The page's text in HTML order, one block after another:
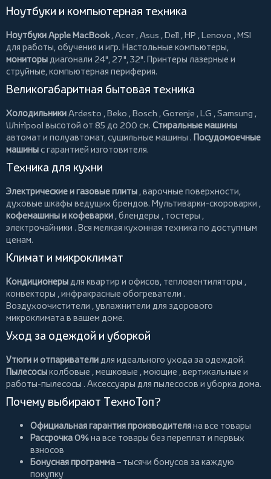
Ноутбуки и компьютерная техника
Ноутбуки Apple MacBook,Acer ,Asus ,Dell ,HP ,Lenovo ,MSI
для работы, обучения и игр. Настольные компьютеры,
мониторыдиагонали 24", 27", 32". Принтеры лазерные и
струйные, компьютерная периферия.
Великогабаритная бытовая техника
ХолодильникиArdesto ,Beko ,Bosch ,Gorenje ,LG ,Samsung ,
Whirlpool высотой от 85 до 200 см. Стиральные машины
автомат и полуавтомат,сушильные машины . Посудомоечные
машиныс гарантией изготовителя.
Техника для кухни
Электрические и газовые плиты , варочные поверхности,
духовые шкафы ведущих брендов. Мультиварки-скороварки ,
кофемашины и кофеварки ,блендеры , тостеры ,
электрочайники . Вся мелкая кухонная техника по доступным
ценам.
Климат и микроклимат
Кондиционерыдля квартир и офисов, тепловентиляторы ,
конвекторы ,инфракрасные обогреватели .
Воздухоочистители , увлажнители для здорового
микроклимата в вашем доме.
Уход за одеждой и уборкой
Утюги и отпаривателидля идеального ухода за одеждой.
Пылесосыколбовые ,мешковые ,моющие ,вертикальные и
работы-пылесосы . Аксессуары для пылесосов и уборка дома.
Почему выбирают ТехноТоп?
Официальная гарантия производителяна все товары
Рассрочка 0%на все товары без переплат и первых
взносов
Бонусная программа– тысячи бонусов за каждую
покупку